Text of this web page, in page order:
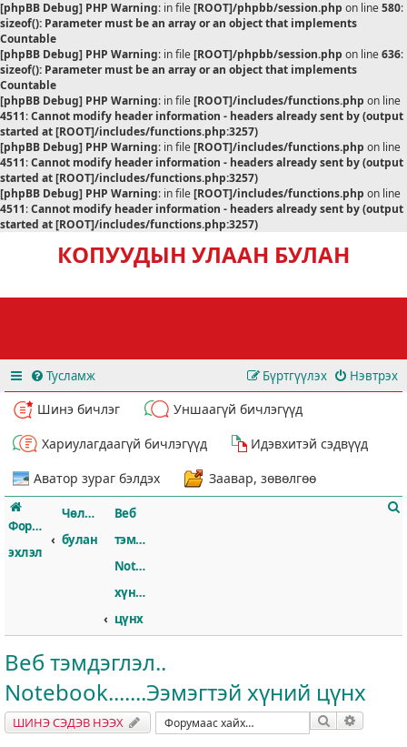
[phpBB Debug] PHP Warning: in file[ROOT]/phpbb/session.php on line580:
sizeof(): Parameter must be an array or an object that implements
Countable
[phpBB Debug] PHP Warning: in file[ROOT]/phpbb/session.php on line636:
sizeof(): Parameter must be an array or an object that implements
Countable
[phpBB Debug] PHP Warning: in file[ROOT]/includes/functions.php on line
4511:Cannot modify header information - headers already sent by (output
started at [ROOT]/includes/functions.php:3257)
[phpBB Debug] PHP Warning: in file[ROOT]/includes/functions.php on line
4511:Cannot modify header information - headers already sent by (output
started at [ROOT]/includes/functions.php:3257)
[phpBB Debug] PHP Warning: in file[ROOT]/includes/functions.php on line
4511:Cannot modify header information - headers already sent by (output
started at [ROOT]/includes/functions.php:3257)
КОПУУДЫН УЛААН БУЛАН
Тусламж Нэвтрэх
Бүртгүүлэх
Шинэ бичлэг
Уншаагүй бичлэгүүд
Хариулагдаагүй бичлэгүүд
Идэвхитэй сэдвүүд
Аватор зураг бэлдэх
Заавар, зөвөлгөө
Форумын
эхлэл
Чөлөөт
булан
Веб
тэмдэглэл..
Notebook.......Ээмэгтэй
хүний
цүнх
Веб тэмдэглэл..
Notebook.......Ээмэгтэй хүний цүнх
ШИНЭ СЭДЭВ НЭЭХ Хайлт